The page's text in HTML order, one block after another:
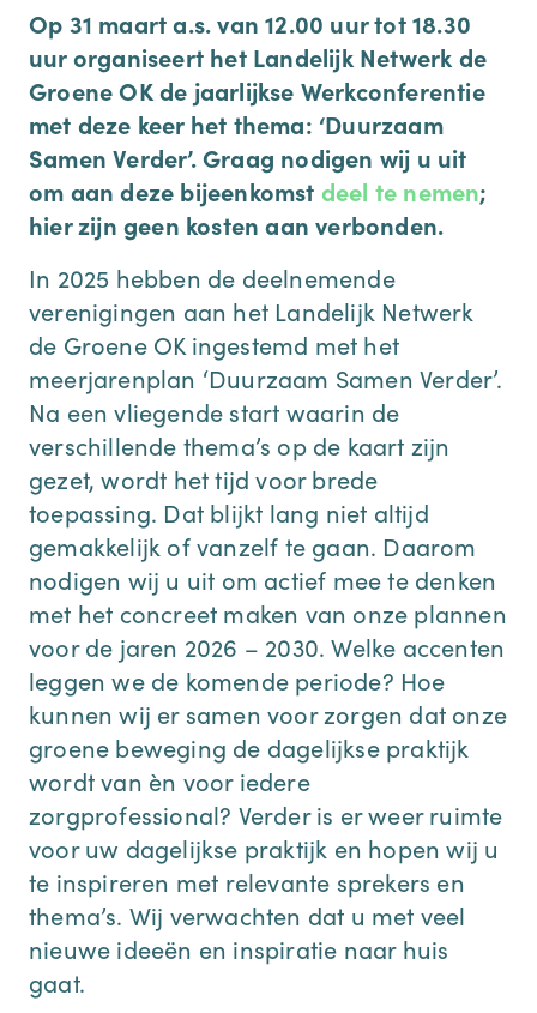
Op 31 maart a.s. van 12.00 uur tot 18.30
uur organiseert het Landelijk Netwerk de
Groene OK de jaarlijkse Werkconferentie
met deze keer het thema: ‘Duurzaam
Samen Verder’. Graag nodigen wij u uit
om aan deze bijeenkomst deel te nemen;
hier zijn geen kosten aan verbonden.
In 2025 hebben de deelnemende
verenigingen aan het Landelijk Netwerk
de Groene OK ingestemd met het
meerjarenplan ‘Duurzaam Samen Verder’.
Na een vliegende start waarin de
verschillende thema’s op de kaart zijn
gezet, wordt het tijd voor brede
toepassing. Dat blijkt lang niet altijd
gemakkelijk of vanzelf te gaan. Daarom
nodigen wij u uit om actief mee te denken
met het concreet maken van onze plannen
voor de jaren 2026 – 2030. Welke accenten
leggen we de komende periode? Hoe
kunnen wij er samen voor zorgen dat onze
groene beweging de dagelijkse praktijk
wordt van èn voor iedere
zorgprofessional? Verder is er weer ruimte
voor uw dagelijkse praktijk en hopen wij u
te inspireren met relevante sprekers en
thema’s. Wij verwachten dat u met veel
nieuwe ideeën en inspiratie naar huis
gaat.